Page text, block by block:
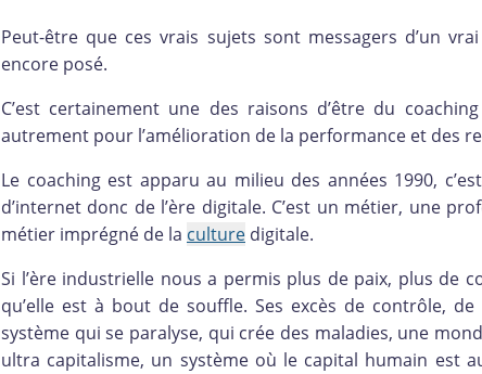
Peut-être que ces vrais sujets sont messagers d’un
encore posé.
C’est certainement une des raisons d’être du
autrement pour l’amélioration de la performance et des
Le coaching est apparu au milieu des années 1990,
d’internet donc de l’ère digitale. C’est un métier, une
métier imprégné de la culture digitale.
Si l’ère industrielle nous a permis plus de paix, plus de
qu’elle est à bout de souffle. Ses excès de contrôle,
système qui se paralyse, qui crée des maladies, une
ultra capitalisme, un système où le capital humain est